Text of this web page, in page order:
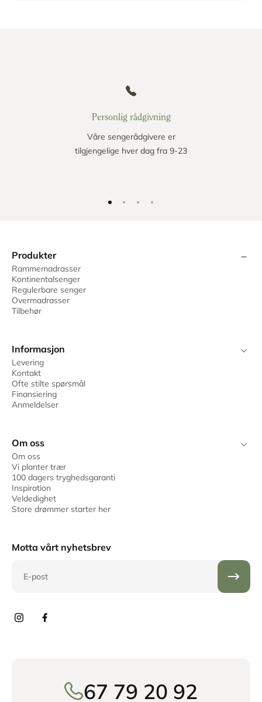
Personlig rådgivning
Våre sengerådgivere er
tilgjengelige hver dag fra 9-23
Produkter
Rammemadrasser
Kontinentalsenger
Regulerbare senger
Overmadrasser
Tilbehør
Informasjon
Levering
Kontakt
Ofte stilte spørsmål
Finansiering
Anmeldelser
Om oss
Om oss
Vi planter trær
100 dagers tryghedsgaranti
Inspiration
Veldedighet
Store drømmer starter her
Motta vårt nyhetsbrev
67 79 20 92